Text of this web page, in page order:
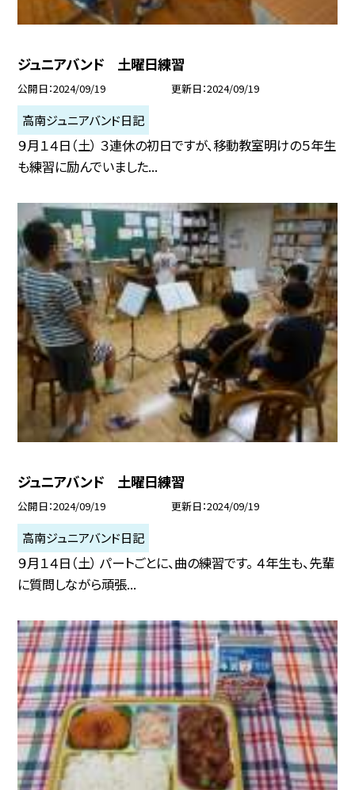
ジュニアバンド 土曜日練習
公開日 2024/09/19 更新日 2024/09/19
高南ジュニアバンド日記
９月１４日（土） ３連休の初日ですが、移動教室明けの５年生
も練習に励んでいました...
ジュニアバンド 土曜日練習
公開日 2024/09/19 更新日 2024/09/19
高南ジュニアバンド日記
９月１４日（土） パートごとに、曲の練習です。 ４年生も、先輩
に質問しながら頑張...